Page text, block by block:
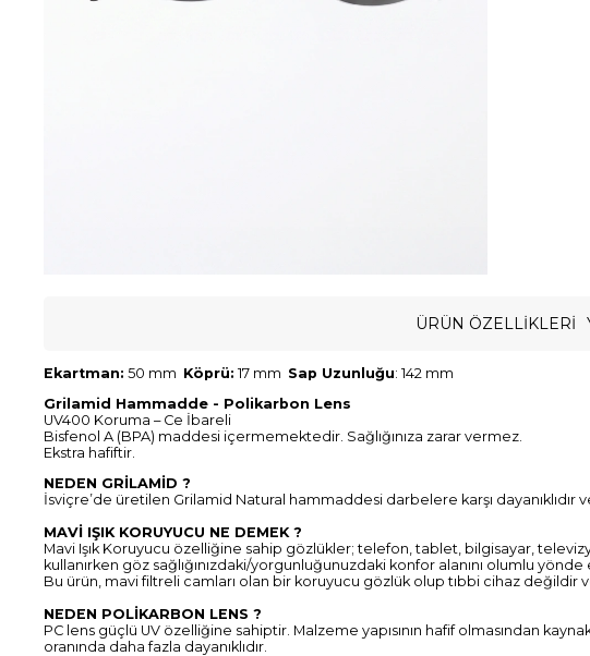
ÜRÜN ÖZELLIKLERI
Ekartman: 50 mm Köprü: 17 mm Sap Uzunluğu: 142 mm
Grilamid Hammadde - Polikarbon Lens
UV400 Koruma – Ce İbareli
Bisfenol A (BPA) maddesi içermemektedir. Sağlığınıza zarar vermez.
Ekstra hafiftir.
NEDEN GRİLAMİD ?
İsviçre’de üretilen Grilamid Natural hammaddesi darbelere karşı
MAVİ IŞIK KORUYUCU NE DEMEK ?
Mavi Işık Koruyucu özelliğine sahip gözlükler; telefon, tablet, bilgisayar,
kullanırken göz sağlığınızdaki/yorgunluğunuzdaki konfor alanını olumlu yönde
Bu ürün, mavi filtreli camları olan bir koruyucu gözlük olup tıbbi cihaz değildir
NEDEN POLİKARBON LENS ?
PC lens güçlü UV özelliğine sahiptir. Malzeme yapısının hafif olmasından
oranında daha fazla dayanıklıdır.